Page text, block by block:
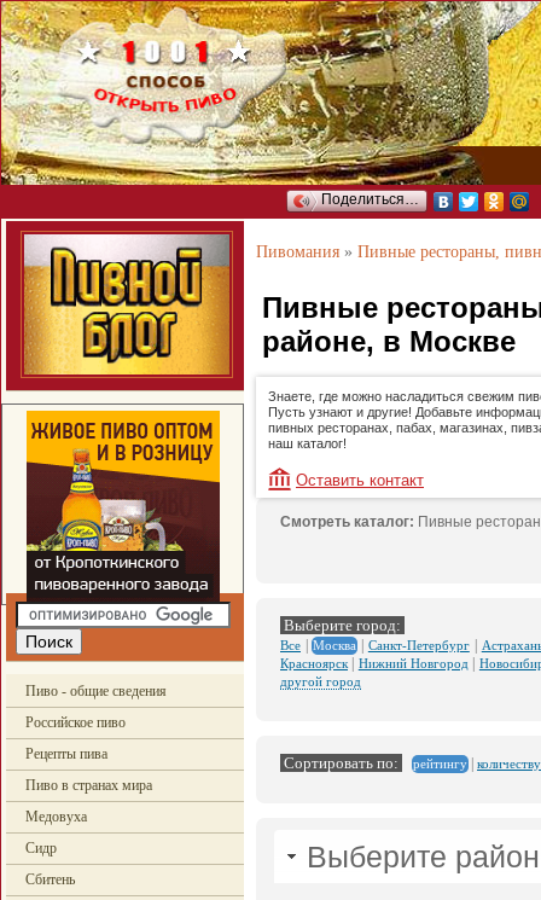
Поделиться…
Пиво - общие сведения
Российское пиво
Рецепты пива
Пиво в странах мира
Медовуха
Сидр
Сбитень
Пивомания » Пивные рестораны,
Пивные
районе, в Москве
Знаете, где можно насладиться свежим
Пусть узнают и другие! Добавьте
пивных ресторанах, пабах, магазинах,
наш каталог!
Оставить контакт
Смотреть каталог: Пивные
Выберите город:
Все |Москва| Санкт-Петербург|
Красноярск| Нижний Новгород
другой город
Сортировать по: рейтингу|
Выберите